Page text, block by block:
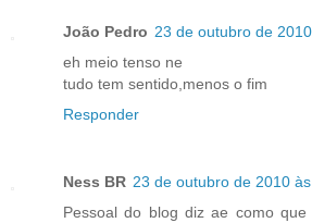
João Pedro 23 de outubro de
eh meio tenso ne
tudo tem sentido,menos o fim
Responder
Ness BR 23 de outubro de 2010
Pessoal do blog diz ae como